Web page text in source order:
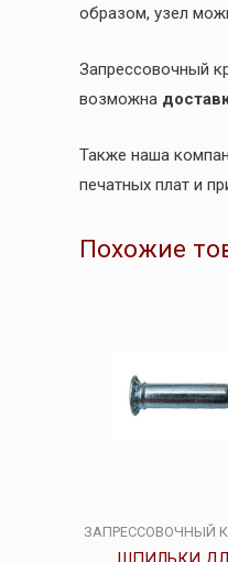
образом, узел
Запрессовочный
возможна
Также наша
печатных плат и
Похожие
ЗАПРЕССОВОЧНЫЙ